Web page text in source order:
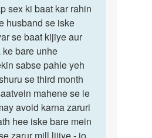
sex ki baat kar rahin
husband se iske
se baat kijiye aur
bare unhe
sabse pahle yeh
se third month
mahene se le
avoid karna zaruri
hee iske bare mein
zarur mill lijiye - jo